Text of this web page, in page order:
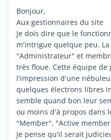
Bonjour,
Aux gestionnaires du site
Je dois dire que le
m'intrigue quelque peu.
"Administrateur" et
très floue. Cette équipe
l'impression d'une
quelques électrons libres
semble quand bon leur
ou moins d'à propos dans
"Member", "Active
Je pense qu'il serait